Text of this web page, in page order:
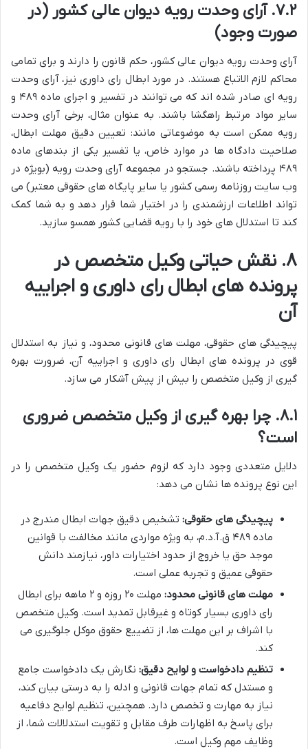
۷.۲. آرای وحدت رویه دیوان عالی کشور (در
صورت وجود)
آرای وحدت رویه دیوان عالی کشور، حکم قانون را دارند و برای تمامی
محاکم لازم الاتباع هستند. در مورد ابطال رای داوری نیز، آرای وحدت
رویه ای صادر شده اند که می توانند در تفسیر و اجرای ماده ۴۸۹ و
سایر مواد مرتبط راهگشا باشند. به عنوان مثال، برخی آرای وحدت
رویه ممکن است به موضوعاتی مانند: تعیین دقیق مهلت ابطال،
صلاحیت دادگاه ها در موارد خاص، یا تفسیر یکی از بندهای ماده
۴۸۹ پرداخته باشند. جستجو در مجموعه آرای وحدت رویه (بویژه در
وب سایت روزنامه رسمی کشور یا سایر پایگاه های حقوقی معتبر) می
تواند اطلاعات ارزشمندی را در اختیار شما قرار دهد و به شما کمک
کند تا استدلال های خود را با رویه قضایی کشور همسو سازید.
۸. نقش حیاتی وکیل متخصص در
پرونده های ابطال رای داوری و اجراییه
آن
پیچیدگی های حقوقی، مهلت های قانونی محدود، و نیاز به استدلال
قوی در پرونده های ابطال رای داوری و اجراییه آن، ضرورت بهره
گیری از وکیل متخصص را بیش از پیش آشکار می سازد.
۸.۱. چرا بهره گیری از وکیل متخصص ضروری
است؟
دلایل متعددی وجود دارد که لزوم حضور یک وکیل متخصص را در
این نوع پرونده ها نشان می دهد:
پیچیدگی های حقوقی: تشخیص دقیق جهات ابطال مندرج در
ماده ۴۸۹ ق.آ.د.م، به ویژه مواردی مانند مخالفت با قوانین
موجد حق یا خروج از حدود اختیارات داور، نیازمند دانش
حقوقی عمیق و تجربه عملی است.
مهلت های قانونی محدود:
مهلت ۲۰ روزه و ۲ ماهه برای ابطال
رای داوری بسیار کوتاه و غیرقابل تمدید است. وکیل متخصص
با اشراف بر این مهلت ها، از تضییع حقوق موکل جلوگیری می
کند.
تنظیم دادخواست و لوایح دقیق: نگارش یک دادخواست جامع
و مستدل که تمام جهات قانونی و ادله را به درستی بیان کند،
نیاز به مهارت و تخصص دارد. همچنین، تنظیم لوایح دفاعیه
برای پاسخ به اظهارات طرف مقابل و تقویت استدلالات شما، از
وظایف مهم وکیل است.